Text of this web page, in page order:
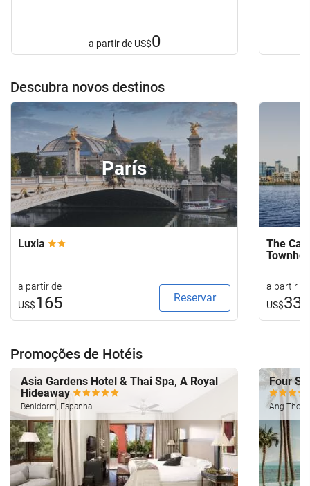
a partir de US$0
Descubra novos destinos
París
Luxia
a partir de
US$165 Reservar
The
a partir de
US$332
Promoções de Hotéis
Asia Gardens Hotel & Thai Spa, A Royal
Hideaway
Benidorm, Espanha
Four
Ang